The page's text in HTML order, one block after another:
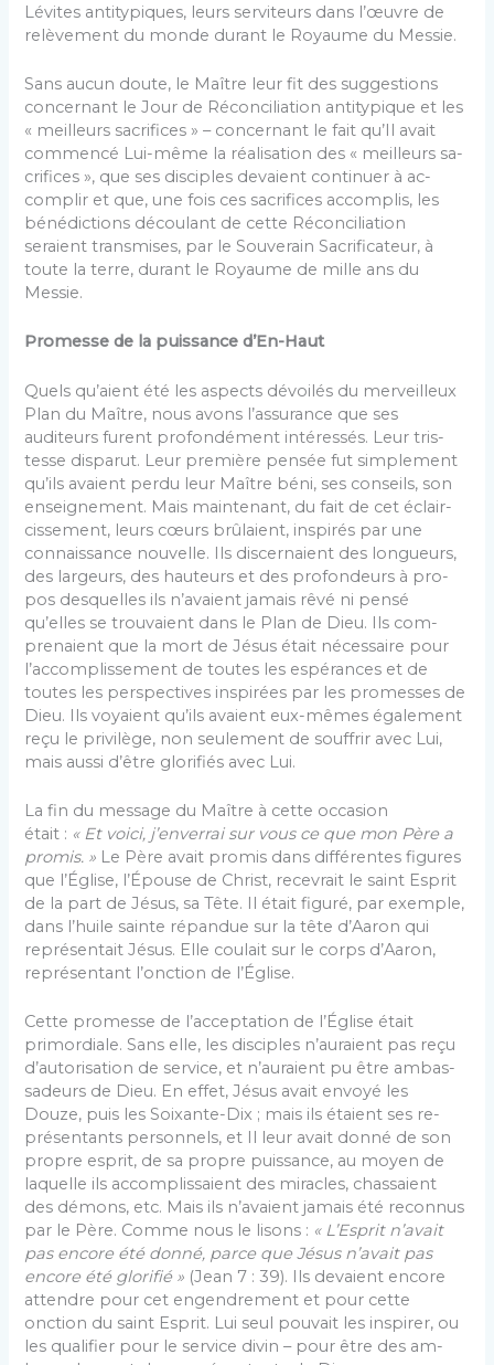
Lévites antitypiques, leurs serviteurs dans l’œuvre de
relèvement du monde durant le Royaume du Messie.
Sans aucun doute, le Maître leur fit des suggestions
concernant le Jour de Réconciliation antitypique et les
« meilleurs sacrifices » – concernant le fait qu’Il avait
commencé Lui-même la réalisation des « meilleurs sa­
crifices », que ses disciples devaient continuer à ac­
complir et que, une fois ces sacrifices accomplis, les
bénédictions découlant de cette Réconciliation
seraient transmises, par le Souverain Sacrificateur, à
toute la terre, durant le Royaume de mille ans du
Messie.
Promesse de la puissance d’En-Haut
Quels qu’aient été les aspects dévoilés du merveil­leux
Plan du Maître, nous avons l’assurance que ses
auditeurs furent profondément intéressés. Leur tris­
tesse disparut. Leur première pensée fut simplement
qu’ils avaient perdu leur Maître béni, ses conseils, son
enseignement. Mais maintenant, du fait de cet éclair­
cissement, leurs cœurs brûlaient, inspirés par une
connaissance nouvelle. Ils discernaient des longueurs,
des largeurs, des hauteurs et des profondeurs à pro­
pos desquelles ils n’avaient jamais rêvé ni pensé
qu’elles se trouvaient dans le Plan de Dieu. Ils com­
prenaient que la mort de Jésus était nécessaire pour
l’accomplissement de toutes les espérances et de
toutes les perspectives inspirées par les promesses de
Dieu. Ils voyaient qu’ils avaient eux-mêmes également
reçu le privilège, non seulement de souffrir avec Lui,
mais aussi d’être glorifiés avec Lui.
La fin du message du Maître à cette occasion
était : « Et voici, j’enverrai sur vous ce que mon Père a
pro­mis. » Le Père avait promis dans différentes figures
que l’Église, l’Épouse de Christ, recevrait le saint Esprit
de la part de Jésus, sa Tête. Il était figuré, par exem­ple,
dans l’huile sainte répandue sur la tête d’Aaron qui
représentait Jésus. Elle coulait sur le corps d’Aaron,
représentant l’onction de l’Église.
Cette promesse de l’acceptation de l’Église était
primordiale. Sans elle, les disciples n’auraient pas reçu
d’autorisation de service, et n’auraient pu être ambas­
sadeurs de Dieu. En effet, Jésus avait envoyé les
Douze, puis les Soixante-Dix ; mais ils étaient ses re­
présentants personnels, et Il leur avait donné de son
propre esprit, de sa propre puissance, au moyen de
laquelle ils accomplissaient des miracles, chassaient
des démons, etc. Mais ils n’avaient jamais été recon­nus
par le Père. Comme nous le lisons : « L’Esprit n’avait
pas encore été donné, parce que Jésus n’avait pas
encore été glorifié » (Jean 7 : 39). Ils devaient en­core
attendre pour cet engendrement et pour cette
onction du saint Esprit. Lui seul pouvait les inspirer, ou
les qualifier pour le service divin – pour être des am­